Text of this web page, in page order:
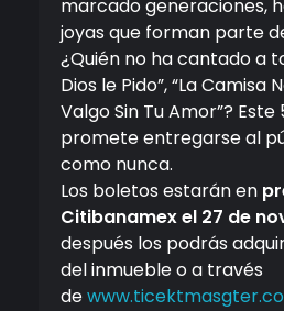
marcado generaciones,
joyas que forman parte
¿Quién no ha cantado a
Dios le Pido”, “La Camisa
Valgo Sin Tu Amor”?
promete entregarse al
como nunca.
Los boletos estarán en
Citibanamex el 27 de
después los podrás
del inmueble o a través
de